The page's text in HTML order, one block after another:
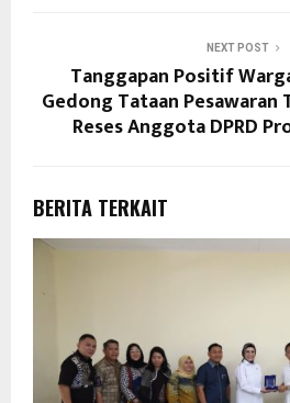
NEXT POST
Tanggapan Positif
Gedong Tataan Pesawaran
Reses Anggota DPRD
BERITA TERKAIT